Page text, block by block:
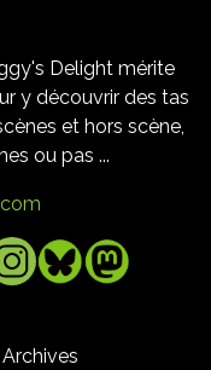
Delight mérite
y découvrir des tas
et hors scène,
ou pas ...
Archives